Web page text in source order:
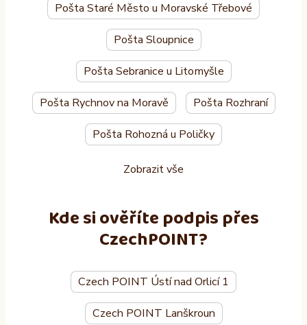
Pošta Staré Město u Moravské Třebové
Pošta Sloupnice
Pošta Sebranice u Litomyšle
Pošta Rychnov na Moravě Pošta Rozhraní
Pošta Rohozná u Poličky
Zobrazit vše
Kde si ověříte podpis přes
CzechPOINT?
Czech POINT Ústí nad Orlicí 1
Czech POINT Lanškroun